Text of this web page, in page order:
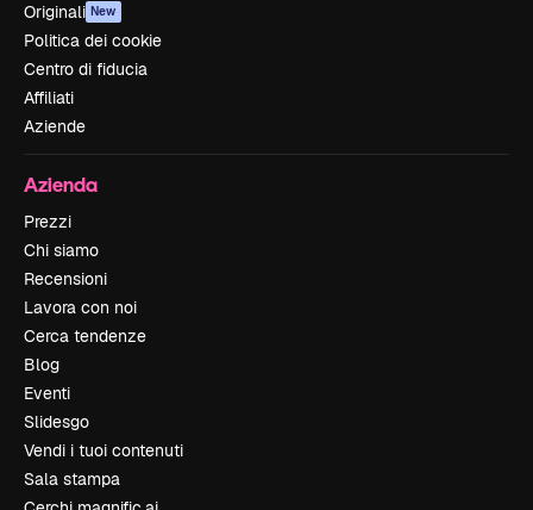
Originali New
Politica dei cookie
Centro di fiducia
Affiliati
Aziende
Azienda
Prezzi
Chi siamo
Recensioni
Lavora con noi
Cerca tendenze
Blog
Eventi
Slidesgo
Vendi i tuoi contenuti
Sala stampa